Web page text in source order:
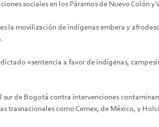
sociales en los Páramos de Nuevo Colón
la movilización de indígenas embera y
«sentencia a favor de indígenas,
sur de Bogotá contra intervenciones
trasnacionales como Cemex, de México, y